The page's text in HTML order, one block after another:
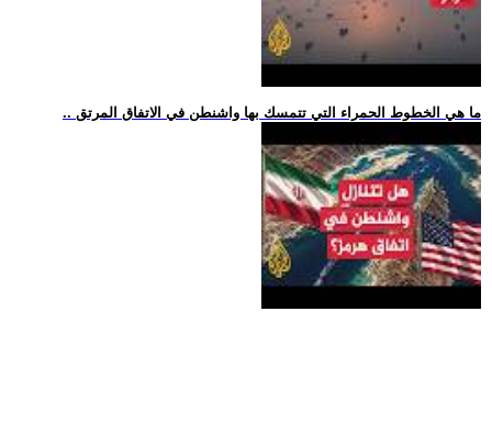
.. ما هي الخطوط الحمراء التي تتمسك بها واشنطن في الاتفاق المرتق